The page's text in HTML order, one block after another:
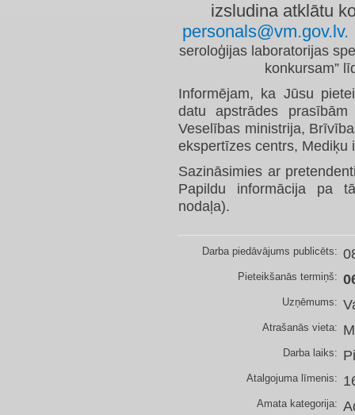
izsludina atklātu
personals@vm.gov.lv.
seroloģijas laboratorijas
konkursam”
Informējam, ka Jūsu
datu apstrādes
Veselības ministrija,
ekspertīzes centrs, Mediķu
Sazināsimies ar
Papildu informācija pa
nodaļa).
Darba piedāvājums publicēts:
Pieteikšanās termiņš:
Uzņēmums:
Atrašanās vieta:
Darba laiks:
Atalgojuma līmenis:
Amata kategorija: